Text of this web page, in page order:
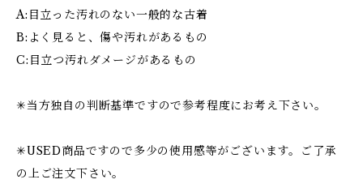
A:目立った汚れのない一般的な古着
B:よく見ると、傷や汚れがあるもの
C:目立つ汚れダメージがあるもの
✳︎当方独自の判断基準ですので参考程度にお考え下さい。
✳︎USED商品ですので多少の使用感等がございます。ご了承
の上ご注文下さい。